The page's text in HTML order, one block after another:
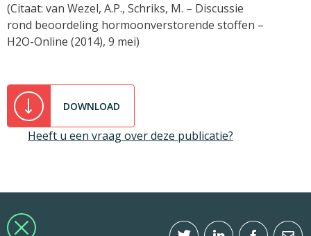
(Citaat: van Wezel, A.P., Schriks, M. – Discussie
rond beoordeling hormoonverstorende stoffen –
H2O-Online (2014), 9 mei)
DOWNLOAD
Heeft u een vraag over deze publicatie?